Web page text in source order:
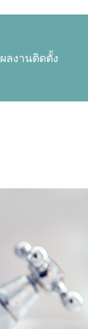
ผลงานติดตั้ง